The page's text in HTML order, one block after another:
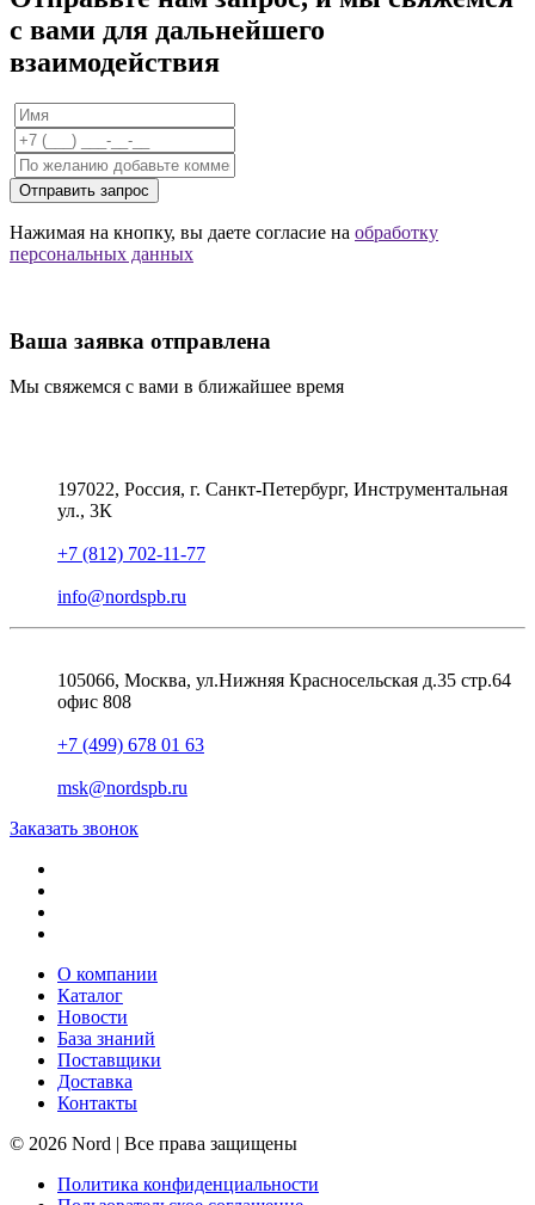
с вами для дальнейшего
взаимодействия
Отправить запрос
Нажимая на кнопку, вы даете согласие на обработку
персональных данных
Ваша заявка отправлена
Мы свяжемся с вами в ближайшее время
197022, Россия, г. Санкт-Петербург, Инструментальная
ул., 3К
+7 (812) 702-11-77
info@nordspb.ru
105066, Москва, ул.Нижняя Красносельская д.35 стр.64
офис 808
+7 (499) 678 01 63
msk@nordspb.ru
Заказать звонок
О компании
Каталог
Новости
База знаний
Поставщики
Доставка
Контакты
© 2026 Nord | Все права защищены
Политика конфиденциальности